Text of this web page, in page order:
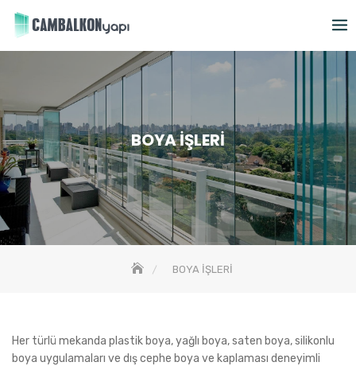
Skip
BOYA İŞLERİ
BOYA İŞLERİ
Her türlü mekanda plastik boya, yağlı boya, saten boya, silikonlu
boya uygulamaları ve dış cephe boya ve kaplaması deneyimli